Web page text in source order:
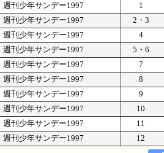
週刊少年サンデー1997
1
週刊少年サンデー1997
2・3
週刊少年サンデー1997
4
週刊少年サンデー1997
5・6
週刊少年サンデー1997
7
週刊少年サンデー1997
8
週刊少年サンデー1997
9
週刊少年サンデー1997
10
週刊少年サンデー1997
11
週刊少年サンデー1997 12